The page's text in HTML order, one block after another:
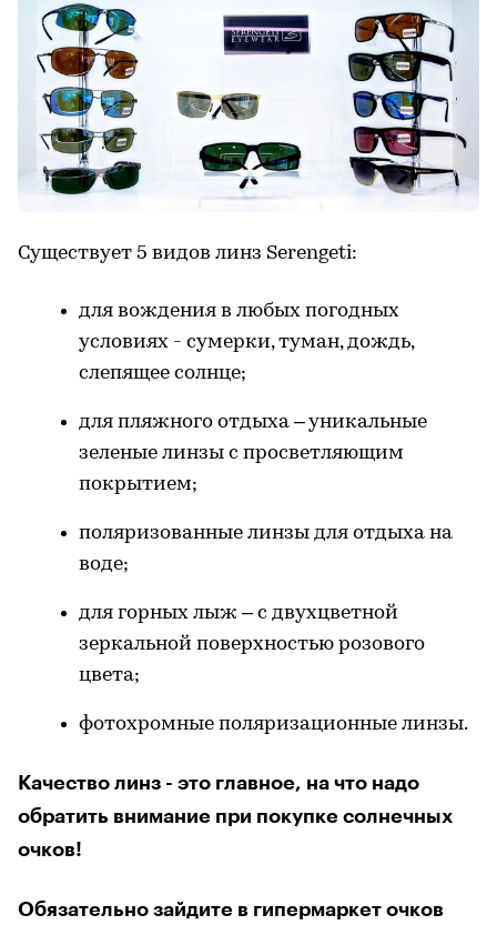
Существует 5 видов линз Serengeti:
для вождения в любых погодных
условиях - сумерки, туман, дождь,
слепящее солнце;
для пляжного отдыха – уникальные
зеленые линзы с просветляющим
покрытием;
поляризованные линзы для отдыха на
воде;
для горных лыж – с двухцветной
зеркальной поверхностью розового
цвета;
фотохромные поляризационные линзы.
Качество линз - это главное, на что надо
обратить внимание при покупке солнечных
очков!
Обязательно зайдите в гипермаркет очков